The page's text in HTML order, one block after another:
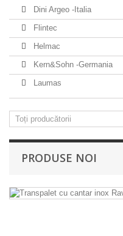
Dini Argeo -Italia
Flintec
Helmac
Kern&Sohn -Germania
Laumas
PRODUSE NOI